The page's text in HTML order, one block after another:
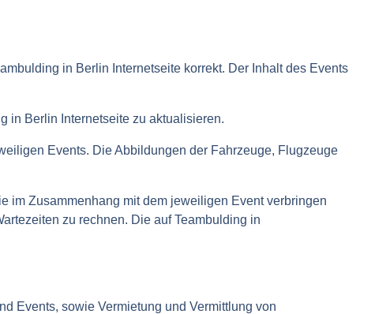
in Berlin Internetseite korrekt. Der Inhalt des Events
in Berlin Internetseite zu aktualisieren.
Events. Die Abbildungen der Fahrzeuge, Flugzeuge
im Zusammenhang mit dem jeweiligen Event verbringen
zu rechnen. Die auf Teambulding in
Events, sowie Vermietung und Vermittlung von